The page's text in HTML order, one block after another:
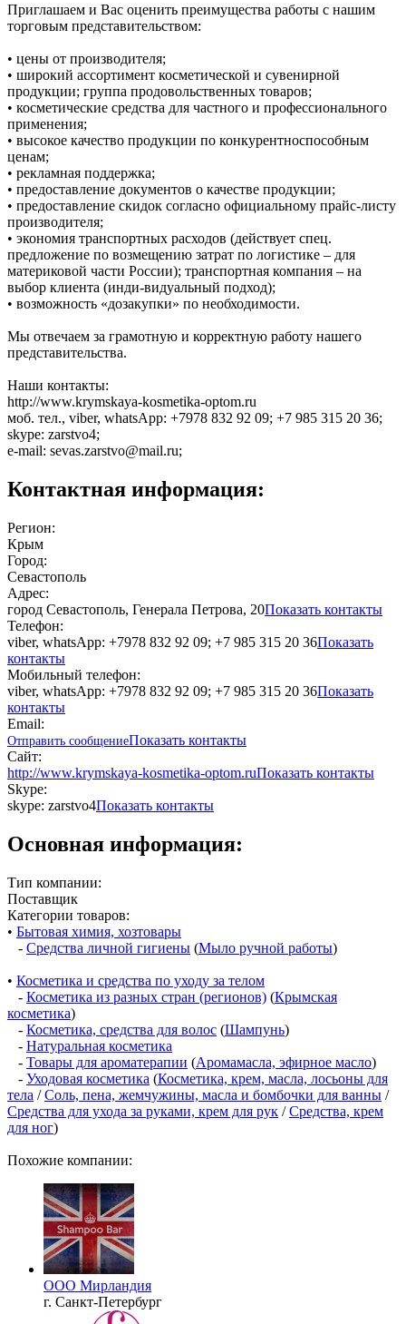
Приглашаем и Вас оценить преимущества работы с нашим
торговым представительством:
• цены от производителя;
• широкий ассортимент косметической и сувенирной
продукции; группа продовольственных товаров;
• косметические средства для частного и профессионального
применения;
• высокое качество продукции по конкурентноспособным
ценам;
• рекламная поддержка;
• предоставление документов о качестве продукции;
• предоставление скидок согласно официальному прайс-листу
производителя;
• экономия транспортных расходов (действует спец.
предложение по возмещению затрат по логистике – для
материковой части России); транспортная компания – на
выбор клиента (инди-видуальный подход);
• возможность «дозакупки» по необходимости.
Мы отвечаем за грамотную и корректную работу нашего
представительства.
Наши контакты:
http://www.krymskaya-kosmetika-optom.ru
моб. тел., viber, whatsApp: +7978 832 92 09; +7 985 315 20 36;
skype: zarstvo4;
e-mail: sevas.zarstvo@mail.ru;
Контактная информация:
Регион:
Крым
Город:
Севастополь
Адрес:
город Севастополь, Генерала Петрова, 20Показать контакты
Телефон:
viber, whatsApp: +7978 832 92 09; +7 985 315 20 36Показать
контакты
Мобильный телефон:
viber, whatsApp: +7978 832 92 09; +7 985 315 20 36Показать
контакты
Email:
Отправить сообщениеПоказать контакты
Сайт:
http://www.krymskaya-kosmetika-optom.ruПоказать контакты
Skype:
skype: zarstvo4Показать контакты
Основная информация:
Тип компании:
Поставщик
Категории товаров:
• Бытовая химия, хозтовары
- Средства личной гигиены (Мыло ручной работы)
• Косметика и средства по уходу за телом
- Косметика из разных стран (регионов) (Крымская
косметика)
- Косметика, средства для волос (Шампунь)
- Натуральная косметика
- Товары для ароматерапии (Аромамасла, эфирное масло)
- Уходовая косметика (Косметика, крем, масла, лосьоны для
тела /Соль, пена, жемчужины, масла и бомбочки для ванны /
Средства для ухода за руками, крем для рук /Средства, крем
для ног)
Похожие компании:
ООО Мирландия
г. Санкт-Петербург